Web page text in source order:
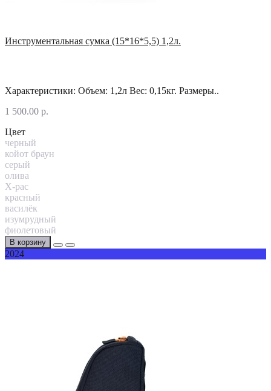
Инструментальная сумка (15*16*5,5) 1,2л.
Характеристики: Объем: 1,2л Вес: 0,15кг. Размеры..
1 500.00 р.
Цвет
черный
койот браун
серый
олива
X-pac
красный
василёк
изумрудный
фиолетовый
В корзину
2024